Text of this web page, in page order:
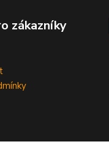
zákazníky